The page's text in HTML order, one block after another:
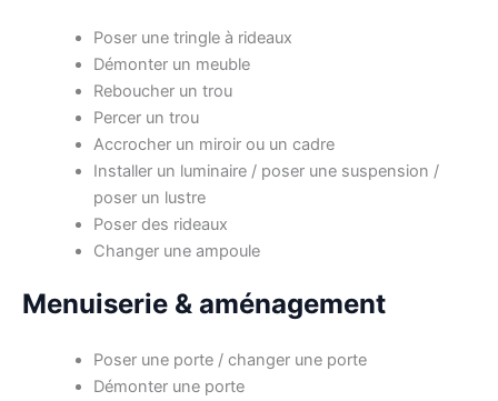
Poser une tringle à rideaux
Démonter un meuble
Reboucher un trou
Percer un trou
Accrocher un miroir ou un cadre
Installer un luminaire / poser une suspension /
poser un lustre
Poser des rideaux
Changer une ampoule
Menuiserie & aménagement
Poser une porte / changer une porte
Démonter une porte